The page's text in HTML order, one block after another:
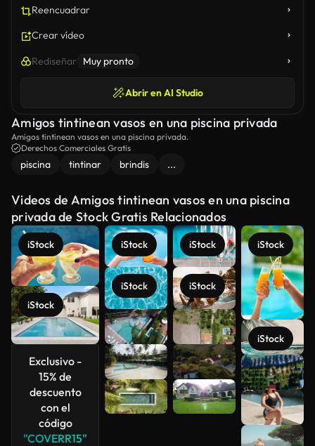
Reencuadrar
Crear vídeo
Rediseñar Muy pronto
Abrir en AI Studio
Amigos tintinean vasos en una piscina privada
Amigos tintinean vasos en una piscina privada.
Derechos Comerciales Gratis
piscina tintinar brindis ...
Videos de Amigos tintinean vasos en una piscina
privada de Stock Gratis Relacionados
iStock
iStock
Exclusivo -
15% de
descuento
con el
código
"COVERR15"
iStock
iStock
iStock
iStock
iStock
iStock
Ver más